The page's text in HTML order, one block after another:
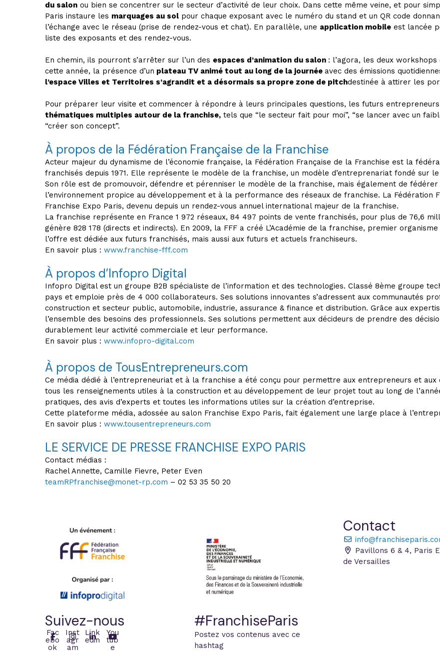
du salon ou bien se concentrer sur le secteur d’activité de leur choix. Dans cette même veine, et pour
Paris instaure les marquages au sol pour chaque exposant avec le numéro du stand et un QR code
l’échange avec le réseau (prise de rendez-vous et chat). En parallèle, une application mobile est lancée
liste des exposants et des rendez-vous.
En chemin, ils pourront s’arrêter sur l’un des espaces d’animation du salon : l’agora, les deux
cette année, la présence d’un plateau TV animé tout au long de la journée avec des émissions
l’espace Villes et Territoires s’agrandit et a désormais sa propre zone de pitchdestinée à attirer les
Pour préparer leur visite et commencer à répondre à leurs principales questions, les futurs
thématiques multiples autour de la franchise, tels que “le secteur fait pour moi”, “se lancer avec un
“créer son concept”.
À propos de la Fédération Française de la Franchise
Acteur majeur du dynamisme de l’économie française, la Fédération Française de la Franchise est la
franchisés depuis 1971. Elle représente le modèle de la franchise, un modèle d’entreprenariat fondé sur
Son rôle est de promouvoir, défendre et pérenniser le modèle de la franchise, mais également de
l’environnement propice au développement et à la performance des réseaux de franchise. La Fédération
Franchise Expo Paris, devenu depuis un rendez-vous annuel international majeur de la franchise.
La franchise représente en France 1 972 réseaux, 84 497 points de vente franchisés, pour plus de 76,6
génère 828 178 (directs et indirects). En 2009, la FFF a créé L’Académie de la franchise, premier
l’offre est dédiée aux futurs franchisés, mais aussi aux futurs et actuels franchiseurs.
En savoir plus : www.franchise-fff.com
À propos d’Infopro Digital
Infopro Digital est un groupe B2B spécialiste de l’information et des technologies. Classé 8ème groupe
pays et emploie près de 4 000 collaborateurs. Ses solutions innovantes s’adressent aux communautés
construction et secteur public, automobile, industrie, assurance & finance et distribution. Grâce aux
l’ensemble des besoins des professionnels. Ses solutions permettent aux décideurs de prendre des
durablement leur activité commerciale et leur performance.
En savoir plus : www.infopro-digital.com
À propos de TousEntrepreneurs.com
Ce média dédié à l’entrepreneuriat et à la franchise a été conçu pour permettre aux entrepreneurs et
tous les renseignements utiles à la construction et au développement de leur projet tout au long de
pratiques, des avis d’experts et toutes les informations utiles sur la création d’entreprise.
Cette plateforme média, adossée au salon Franchise Expo Paris, fait également une large place à
En savoir plus : www.tousentrepreneurs.com
LE SERVICE DE PRESSE FRANCHISE EXPO PARIS
Contact médias :
Rachel Annette, Camille Fievre, Peter Even
teamRPfranchise@monet-rp.com – 02 53 35 50 20
Contact
Pavillons 6 & 4, Paris
de Versailles
Suivez-nous
Fac
ebo
ok
Inst
agr
am
Link
edin
You
tub
e
#FranchiseParis
Postez vos contenus avec ce
hashtag